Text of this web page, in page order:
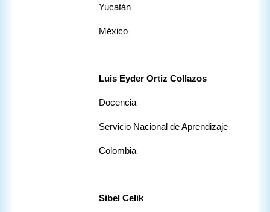
Yucatán
México
Luis Eyder Ortiz Collazos
Docencia
Servicio Nacional de Aprendizaje
Colombia
Sibel Celik